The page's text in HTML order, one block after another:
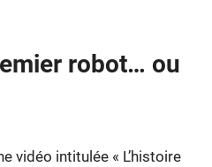
robot… ou
vidéo intitulée « L’histoire